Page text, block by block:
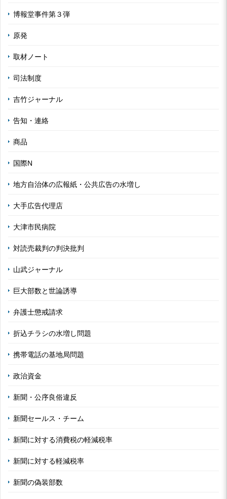
博報堂事件第３弾
原発
取材ノート
司法制度
吉竹ジャーナル
告知・連絡
商品
国際N
地方自治体の広報紙・公共広告の水増し
大手広告代理店
大津市民病院
対読売裁判の判決批判
山武ジャーナル
巨大部数と世論誘導
弁護士懲戒請求
折込チラシの水増し問題
携帯電話の基地局問題
政治資金
新聞・公序良俗違反
新聞セールス・チーム
新聞に対する消費税の軽減税率
新聞に対する軽減税率
新聞の偽装部数